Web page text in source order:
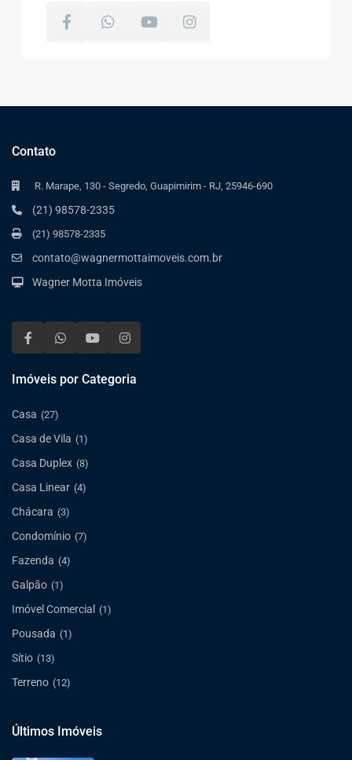
Contato
R. Marape, 130 - Segredo, Guapimirim - RJ, 25946-690
(21) 98578-2335
(21) 98578-2335
contato@wagnermottaimoveis.com.br
Wagner Motta Imóveis
Imóveis por Categoria
Casa (27)
Casa de Vila (1)
Casa Duplex (8)
Casa Linear (4)
Chácara (3)
Condomínio (7)
Fazenda (4)
Galpão (1)
Imóvel Comercial (1)
Pousada (1)
Sítio (13)
Terreno (12)
Últimos Imóveis